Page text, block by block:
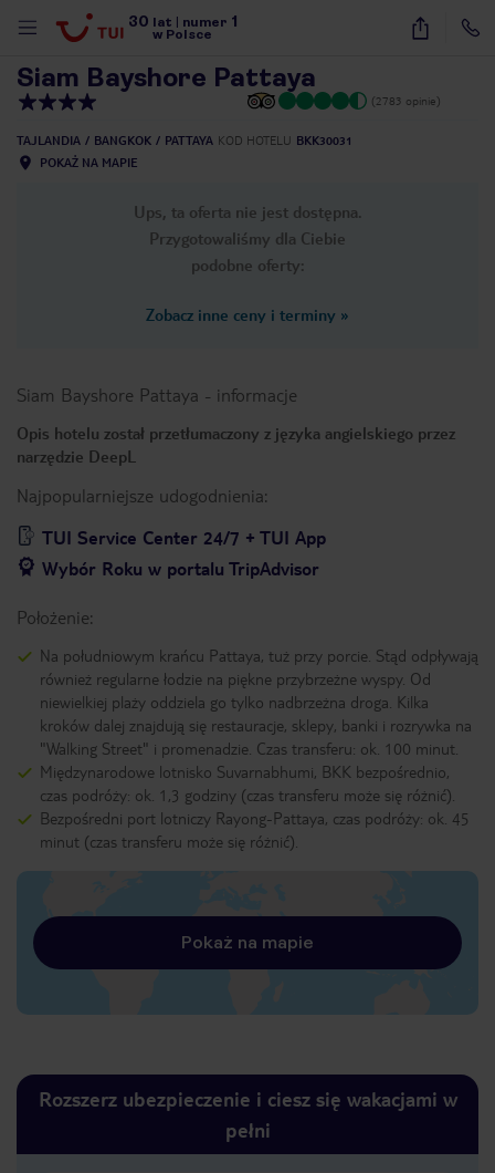
30 lat numer 1
w Polsce
27
Siam Bayshore Pattaya
(2783 opinie)
TAJLANDIA BANGKOK PATTAYA KOD HOTELU BKK30031
POKAŻ NA MAPIE
Ups, ta oferta nie jest dostępna.
Przygotowaliśmy dla Ciebie
podobne oferty:
Zobacz inne ceny i terminy »
Siam Bayshore Pattaya - informacje
Opis hotelu został przetłumaczony z języka angielskiego przez
narzędzie DeepL
Najpopularniejsze udogodnienia:
TUI Service Center 24/7 + TUI App
Wybór Roku w portalu TripAdvisor
Położenie:
Na południowym krańcu Pattaya, tuż przy porcie. Stąd odpływają
również regularne łodzie na piękne przybrzeżne wyspy. Od
niewielkiej plaży oddziela go tylko nadbrzeżna droga. Kilka
kroków dalej znajdują się restauracje, sklepy, banki i rozrywka na
"Walking Street" i promenadzie. Czas transferu: ok. 100 minut.
Międzynarodowe lotnisko Suvarnabhumi, BKK bezpośrednio,
czas podróży: ok. 1,3 godziny (czas transferu może się różnić).
Bezpośredni port lotniczy Rayong-Pattaya, czas podróży: ok. 45
minut (czas transferu może się różnić).
Pokaż na mapie
Rozszerz ubezpieczenie i ciesz się wakacjami w
pełni